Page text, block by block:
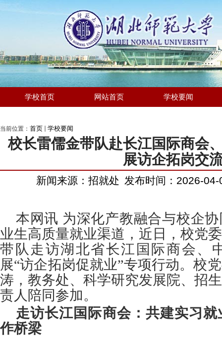
学校首页 网站首页 学校要闻
当前位置： 首页 学校要闻
校长雷儒金带队赴长江国际商会
展访企拓岗交
新闻来源：招就处 发布时间：2026-04-
本网讯 为深化产教融合与校企
业生高质量就业渠道，近日，校党
带队走访湖北省长江国际商会、
展“访企拓岗促就业”专项行动。校
涛，教务处、科学研究发展院、招
责人陪同参加。
走访长江国际商会：共建实习
作桥梁